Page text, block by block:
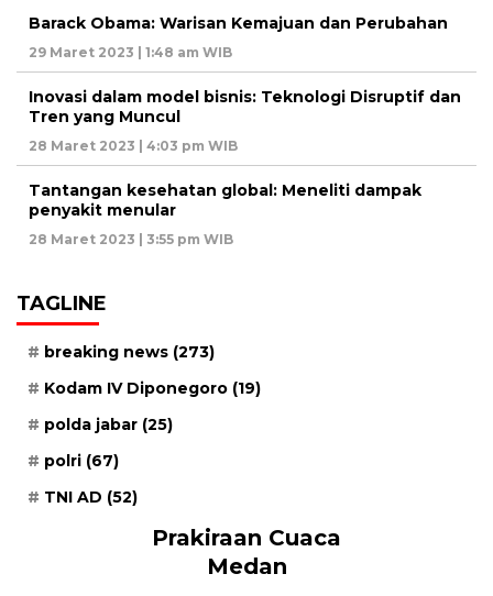
Barack Obama: Warisan Kemajuan dan Perubahan
29 Maret 2023 | 1:48 am WIB
Inovasi dalam model bisnis: Teknologi Disruptif dan
Tren yang Muncul
28 Maret 2023 | 4:03 pm WIB
Tantangan kesehatan global: Meneliti dampak
penyakit menular
28 Maret 2023 | 3:55 pm WIB
TAGLINE
breaking news (273)
Kodam IV Diponegoro (19)
polda jabar (25)
polri (67)
TNI AD (52)
Prakiraan Cuaca
Medan